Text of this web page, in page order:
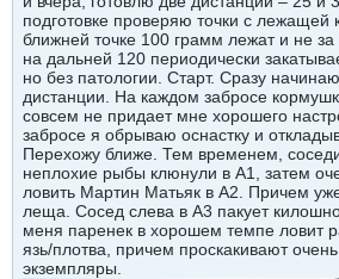
подготовке проверяю точки с лежащей
ближней точке 100 грамм лежат и не
на дальней 120 периодически
но без патологии. Старт. Сразу
дистанции. На каждом забросе
совсем не придает мне хорошего
забросе я обрываю оснастку и
Перехожу ближе. Тем временем,
неплохие рыбы клюнули в А1, затем
ловить Мартин Матьяк в А2. Причем
леща. Сосед слева в А3 пакует
меня паренек в хорошем темпе ловит
язь/плотва, причем проскакивают
экземпляры.